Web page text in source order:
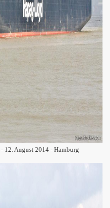
- 12. August 2014 - Hamburg